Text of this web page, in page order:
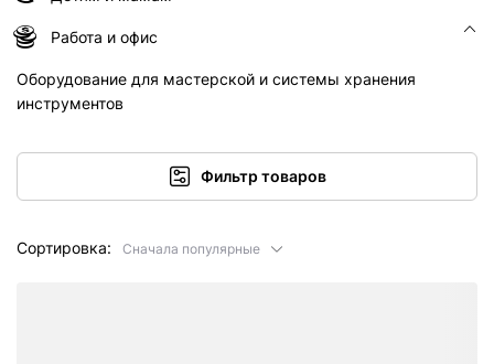
Работа и офис
Оборудование для мастерской и системы хранения
инструментов
Фильтр товаров
Сортировка: Сначала популярные